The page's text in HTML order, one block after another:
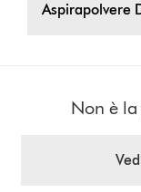
Aspirapolvere
Non è la